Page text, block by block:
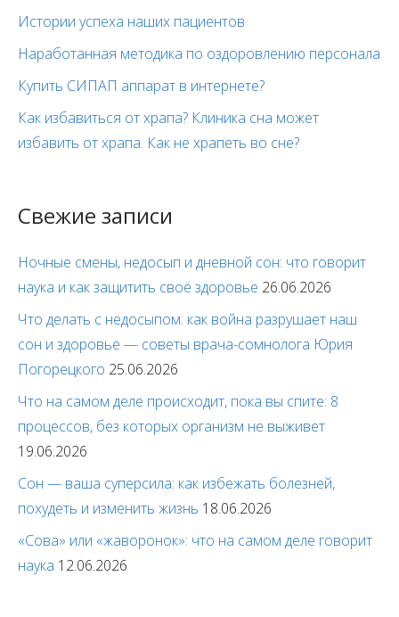
Истории успеха наших пациентов
Наработанная методика по оздоровлению персонала
Купить СИПАП аппарат в интернете?
Как избавиться от храпа? Клиника сна может
избавить от храпа. Как не храпеть во сне?
Свежие записи
Ночные смены, недосып и дневной сон: что говорит
наука и как защитить своё здоровье 26.06.2026
Что делать с недосыпом: как война разрушает наш
сон и здоровье — советы врача-сомнолога Юрия
Погорецкого 25.06.2026
Что на самом деле происходит, пока вы спите: 8
процессов, без которых организм не выживет
19.06.2026
Сон — ваша суперсила: как избежать болезней,
похудеть и изменить жизнь 18.06.2026
«Сова» или «жаворонок»: что на самом деле говорит
наука 12.06.2026